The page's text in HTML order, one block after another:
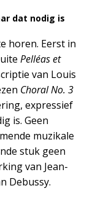
dat nodig is
horen. Eerst in
Pelléas et
van Louis
Choral No. 3
expressief
is. Geen
muzikale
stuk geen
van Jean-
Debussy.